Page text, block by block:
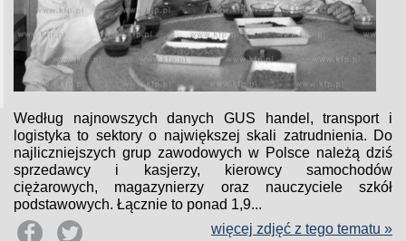
Według najnowszych danych GUS handel, transport i
logistyka to sektory o największej skali zatrudnienia. Do
najliczniejszych grup zawodowych w Polsce należą dziś
sprzedawcy i kasjerzy, kierowcy samochodów
ciężarowych, magazynierzy oraz nauczyciele szkół
podstawowych. Łącznie to ponad 1,9...
więcej zdjęć z tego tematu »